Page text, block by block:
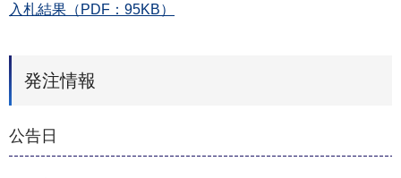
入札結果（PDF：95KB）
発注情報
公告日